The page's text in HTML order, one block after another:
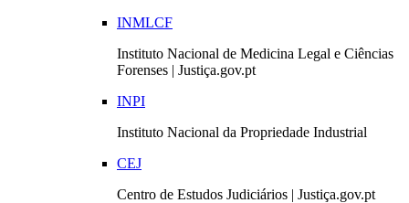
INMLCF
Instituto Nacional de Medicina Legal e Ciências
Forenses | Justiça.gov.pt
INPI
Instituto Nacional da Propriedade Industrial
CEJ
Centro de Estudos Judiciários | Justiça.gov.pt